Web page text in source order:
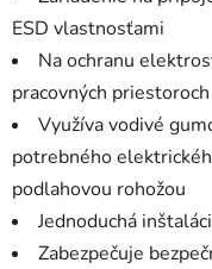
ESD vlastnosťami
Na ochranu
pracovných priestoroch
Využíva vodivé
potrebného
podlahovou rohožou
Jednoduchá
Zabezpečuje